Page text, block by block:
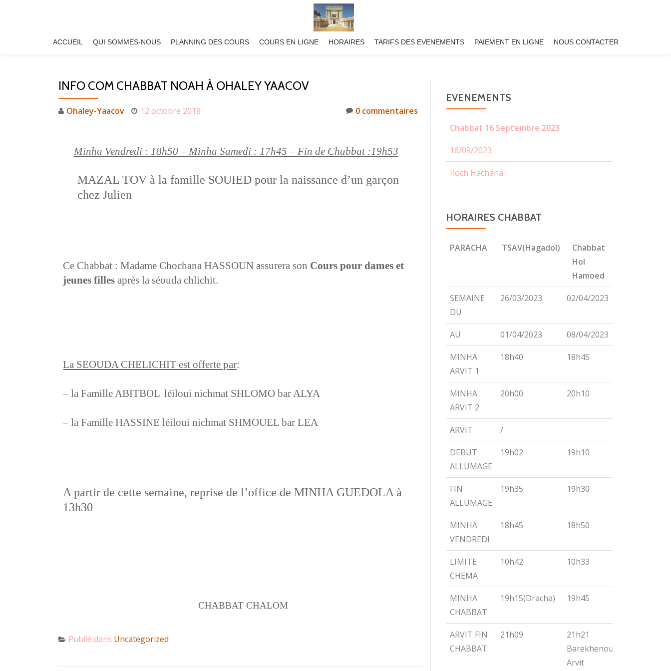
ACCUEIL QUI SOMMES-NOUS PLANNING DES COURS COURS EN LIGNE HORAIRES TARIFS DES EVENEMENTS PAIEMENT EN LIGNE NOUS CONTACTER
INFO COM CHABBAT NOAH À OHALEY YAACOV
Ohaley-Yaacov 12 octobre 2018 0 commentaires
Minha Vendredi : 18h50 – Minha Samedi : 17h45 – Fin de Chabbat :19h53
MAZAL TOV à la famille SOUIED pour la naissance d’un garçon
chez Julien
Ce Chabbat : Madame Chochana HASSOUNassurera son Cours pour dames et
jeunes fillesaprès la séouda chlichit.
La SEOUDA CHELICHIT est offerte par:
– la Famille ABITBOL léiloui nichmat SHLOMO bar ALYA
– la Famille HASSINE léiloui nichmat SHMOUEL bar LEA
A partir de cette semaine, reprise de l’office de MINHA GUEDOLA à
13h30
CHABBAT CHALOM
Publié dans Uncategorized
EVENEMENTS
Chabbat 16 Septembre 2023
16/09/2023
Roch Hachana
HORAIRES CHABBAT
PARACHA TSAV(Hagadol)
Chabbat
Hol
Hamoed
PARACHA TSAV(Hagadol)
Chabbat
Hamoed
SEMAINE
DU
26/03/2023 02/04/2023
AU 01/04/2023 08/04/2023
MINHA
ARVIT 1
18h40 18h45
MINHA
ARVIT 2
20h00 20h10
ARVIT /
DEBUT
ALLUMAGE
19h02 19h10
FIN
ALLUMAGE
19h35 19h30
MINHA
VENDREDI
18h45 18h50
LIMITE
CHEMA
10h42 10h33
MINHA
CHABBAT
19h15(Dracha) 19h45
ARVIT FIN
CHABBAT
21h09
21h21
Barekhenou
Arvit